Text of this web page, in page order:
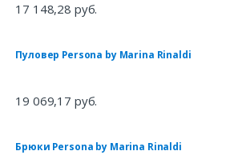
17 148,28 руб.
Пуловер Persona by Marina Rinaldi
19 069,17 руб.
Брюки Persona by Marina Rinaldi